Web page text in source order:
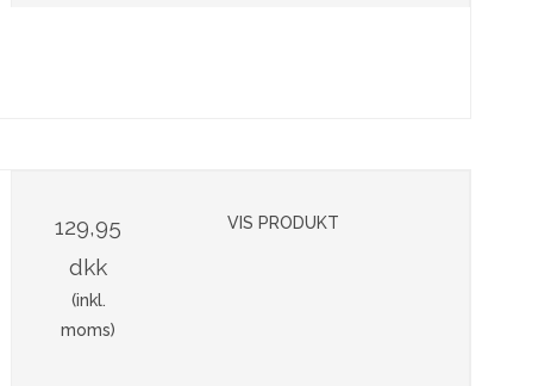
129,95
dkk
(inkl.
moms)
VIS PRODUKT